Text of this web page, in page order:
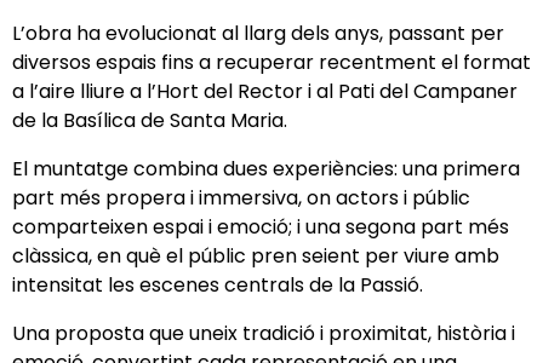
L’obra ha evolucionat al llarg dels anys, passant per
diversos espais fins a recuperar recentment el format
a l’aire lliure a l’Hort del Rector i al Pati del Campaner
de la Basílica de Santa Maria.
El muntatge combina dues experiències: una primera
part més propera i immersiva, on actors i públic
comparteixen espai i emoció; i una segona part més
clàssica, en què el públic pren seient per viure amb
intensitat les escenes centrals de la Passió.
Una proposta que uneix tradició i proximitat, història i